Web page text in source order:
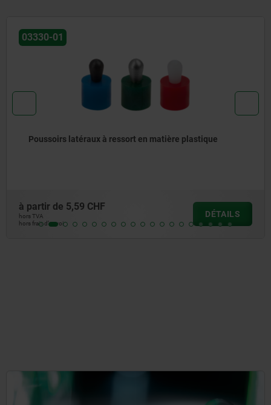
03338
Poussoir à ressort à tige de traction/pression
à partir de 6,87 CHF
hors TVA
hors frais d’envoi
DÉTAILS